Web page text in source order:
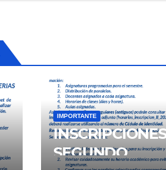
IMPORTANTE
INSCRIPCIONES
SEGUNDO